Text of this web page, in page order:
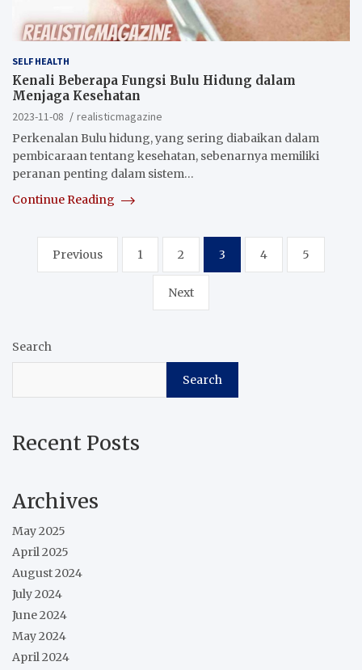
SELF HEALTH
Kenali Beberapa Fungsi Bulu Hidung dalam
Menjaga Kesehatan
2023-11-08
realisticmagazine
Perkenalan Bulu hidung, yang sering diabaikan dalam
pembicaraan tentang kesehatan, sebenarnya memiliki
peranan penting dalam sistem…
Continue Reading
Posts
pagination
Previous 1 2 3 4 5
Next
Search
Search
Recent Posts
Archives
May 2025
April 2025
August 2024
July 2024
June 2024
May 2024
April 2024